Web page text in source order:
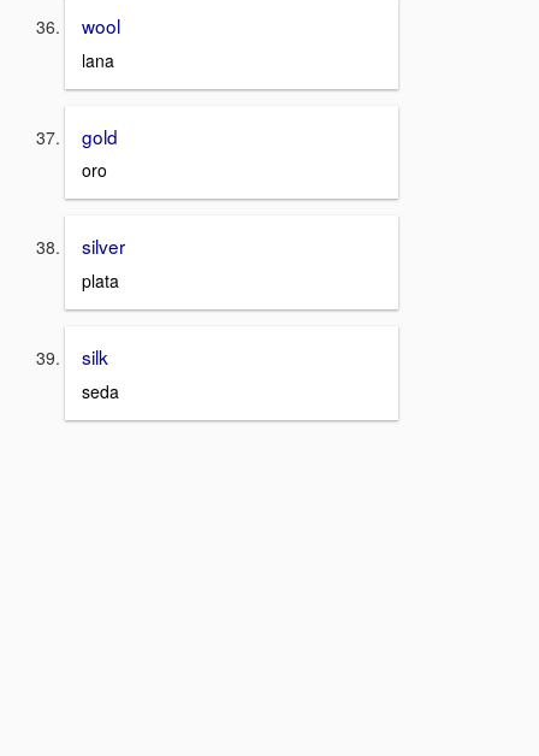
wool
lana
gold
oro
silver
plata
silk
seda